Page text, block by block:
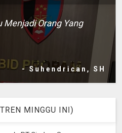
Menjadi Orang Yang
- Suhendrican, SH
MINGGU INI)